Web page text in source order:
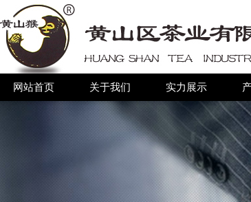
网站首页 关于我们 实力展示